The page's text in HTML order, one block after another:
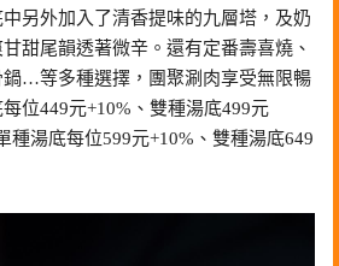
另外加入了清香提味的九層塔，及奶
甜尾韻透著微辛。還有定番壽喜燒、
…等多種選擇，團聚涮肉享受無限暢
位449元+10%、雙種湯底499元
種湯底每位599元+10%、雙種湯底649